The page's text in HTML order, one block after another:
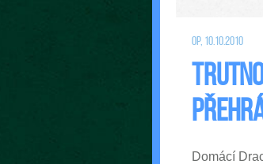
op, 10.10.2010
Domácí